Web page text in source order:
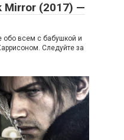
Mirror (2017) —
обо всем с бабушкой и
Следуйте за